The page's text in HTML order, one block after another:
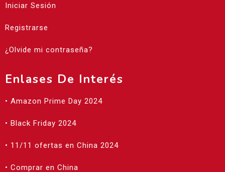
Iniciar Sesión
Registrarse
¿Olvide mi contraseña?
Enlases De Interés
• Amazon Prime Day 2024
• Black Friday 2024
• 11/11 ofertas en China 2024
• Comprar en China